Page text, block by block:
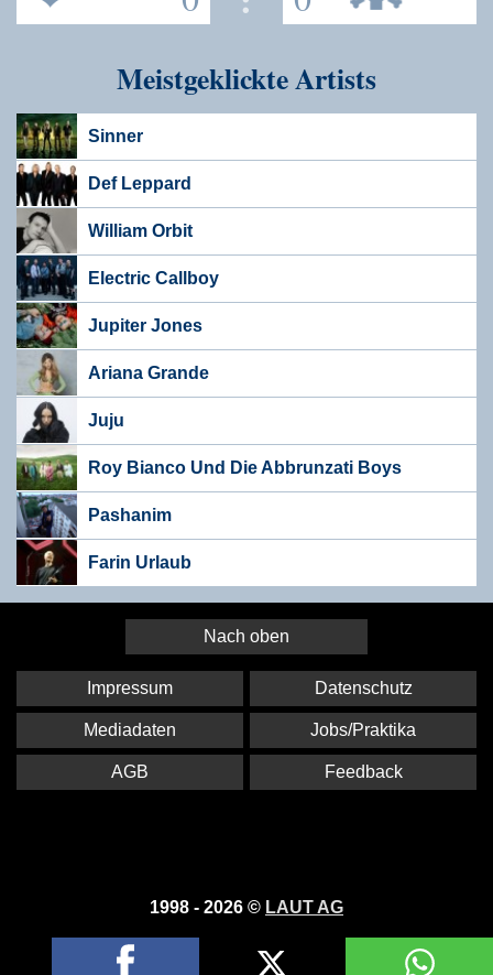
Meistgeklickte Artists
Sinner
Def Leppard
William Orbit
Electric Callboy
Jupiter Jones
Ariana Grande
Juju
Roy Bianco Und Die Abbrunzati Boys
Pashanim
Farin Urlaub
Nach oben
1998 - 2026 © LAUT AG
Impressum Datenschutz
Mediadaten Jobs/Praktika
AGB Feedback